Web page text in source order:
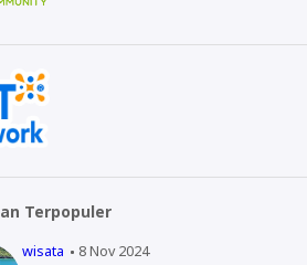
Terpopuler
wisata 8 Nov 2024